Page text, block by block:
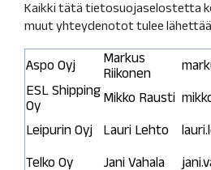
Kaikki tätä tietosuojaselostetta
muut yhteydenotot tulee lähettää
Aspo Oyj
Markus
Riikonen
ESL Shipping
Oy
Mikko Rausti
Leipurin Oyj
Lauri Lehto
Telko Oy
Jani Vahala